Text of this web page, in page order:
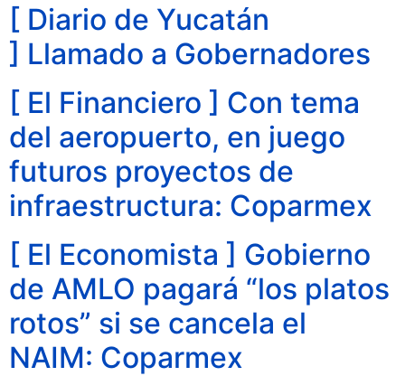
[ Diario de Yucatán
] Llamado a Gobernadores
[ El Financiero ] Con tema
del aeropuerto, en juego
futuros proyectos de
infraestructura: Coparmex
[ El Economista ] Gobierno
de AMLO pagará “los platos
rotos” si se cancela el
NAIM: Coparmex